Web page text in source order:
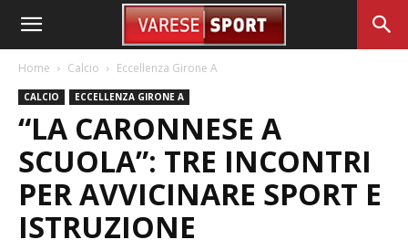
Home Calcio Eccellenza Girone A
CALCIO ECCELLENZA GIRONE A
“LA CARONNESE A
SCUOLA”: TRE INCONTRI
PER AVVICINARE SPORT E
ISTRUZIONE